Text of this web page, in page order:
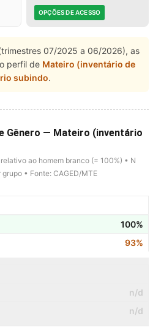
OPÇÕES DE ACESSO
07/2025 a 06/2026), as
perfil de Mateiro (inventário de
subindo.
Gênero — Mateiro (inventário
ao homem branco (= 100%) • N
• Fonte: CAGED/MTE
100%
93%
n/d
n/d